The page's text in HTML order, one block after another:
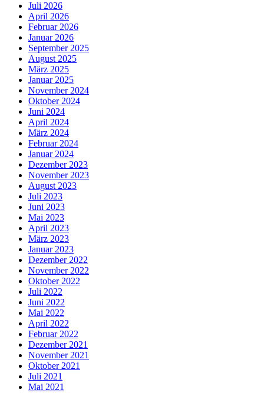
Juli 2026
April 2026
Februar 2026
Januar 2026
September 2025
August 2025
März 2025
Januar 2025
November 2024
Oktober 2024
Juni 2024
April 2024
März 2024
Februar 2024
Januar 2024
Dezember 2023
November 2023
August 2023
Juli 2023
Juni 2023
Mai 2023
April 2023
März 2023
Januar 2023
Dezember 2022
November 2022
Oktober 2022
Juli 2022
Juni 2022
Mai 2022
April 2022
Februar 2022
Dezember 2021
November 2021
Oktober 2021
Juli 2021
Mai 2021